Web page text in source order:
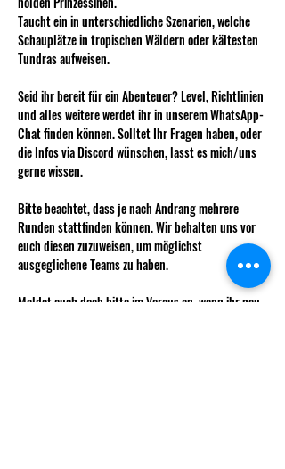
Taucht ein in unterschiedliche Szenarien, welche
Schauplätze in tropischen Wäldern oder kältesten
Tundras aufweisen.
Seid ihr bereit für ein Abenteuer? Level, Richtlinien
und alles weitere werdet ihr in unserem WhatsApp-
Chat finden können. Solltet Ihr Fragen haben, oder
die Infos via Discord wünschen, lasst es mich/uns
gerne wissen.
Bitte beachtet, dass je nach Andrang mehrere
Runden stattfinden können. Wir behalten uns vor
euch diesen zuzuweisen, um möglichst
ausgeglichene Teams zu haben.
Meldet euch doch bitte im Voraus an, wenn ihr neu